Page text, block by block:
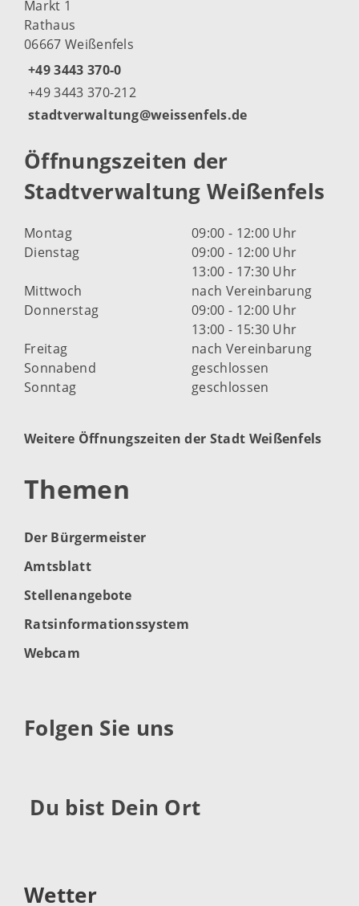
Markt 1
Rathaus
06667 Weißenfels
+49 3443 370-0
+49 3443 370-212
stadtverwaltung@weissenfels.de
Öffnungszeiten der
Stadtverwaltung Weißenfels
Montag
09:00 - 12:00 Uhr
Dienstag
09:00 - 12:00 Uhr
13:00 - 17:30 Uhr
Mittwoch
nach Vereinbarung
Donnerstag
09:00 - 12:00 Uhr
13:00 - 15:30 Uhr
Freitag
nach Vereinbarung
Sonnabend
geschlossen
Sonntag
geschlossen
Weitere Öffnungszeiten der Stadt Weißenfels
Themen
Der Bürgermeister
Amtsblatt
Stellenangebote
Ratsinformationssystem
Webcam
Folgen Sie uns
Du bist Dein Ort
Wetter